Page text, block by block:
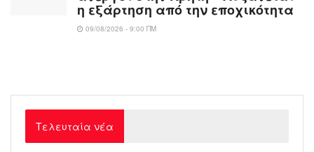
η εξάρτηση από την εποχικότητα
09/08/2026 - 9:00 ΠΜ
Τελευταία νέα